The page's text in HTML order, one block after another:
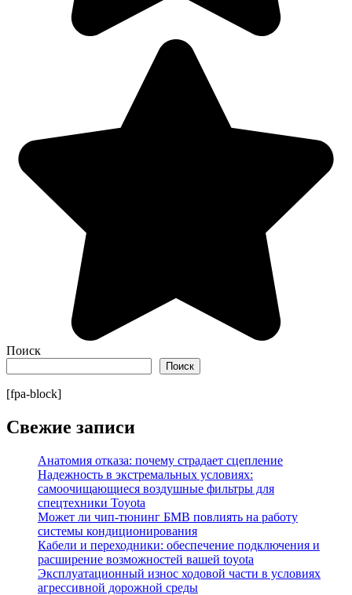
Поиск
Поиск
[fpa-block]
Свежие записи
Анатомия отказа: почему страдает сцепление
Надежность в экстремальных условиях:
самоочищающиеся воздушные фильтры для
спецтехники Toyota
Может ли чип-тюнинг БМВ повлиять на работу
системы кондиционирования
Кабели и переходники: обеспечение подключения и
расширение возможностей вашей toyota
Эксплуатационный износ ходовой части в условиях
агрессивной дорожной среды